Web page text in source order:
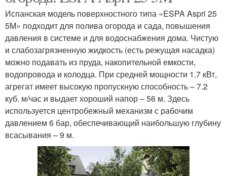
Испанская модель поверхностного типа «ESPA Aspri 25
5M» подходит для полива огорода и сада, повышения
давления в системе и для водоснабжения дома. Чистую
и слабозагрязненную жидкость (есть режущая насадка)
можно подавать из пруда, накопительной емкости,
водопровода и колодца. При средней мощности 1.7 кВт,
агрегат имеет высокую пропускную способность – 7.2
куб. м/час и выдает хороший напор – 56 м. Здесь
используется центробежный механизм с рабочим
давлением 6 бар, обеспечивающий наибольшую глубину
всасывания – 9 м.